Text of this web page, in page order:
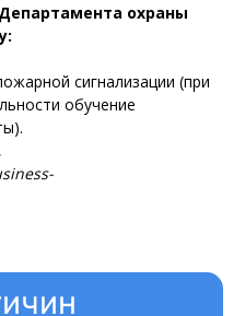
охраны
сигнализации (при
обучение